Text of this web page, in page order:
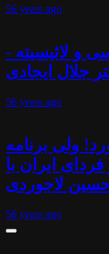
56 years ago
و لائیسیته -
جلال ایجادی
56 years ago
ولی برنامه
ایران با
لاجوردی
56 years ago